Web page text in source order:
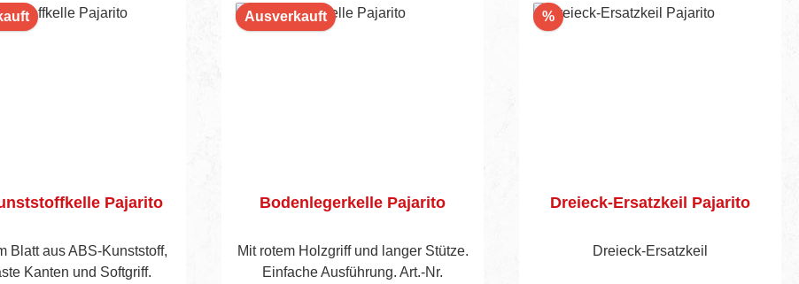
Pajarito
Blatt aus ABS-Kunststoff,
Kanten und Softgriff.
Ausverkauft
Bodenlegerkelle Pajarito
Mit rotem Holzgriff und langer Stütze.
Einfache Ausführung. Art.-Nr.
%Rabatt
Dreieck-Ersatzkeil Pajarito
Dreieck-Ersatzkeil